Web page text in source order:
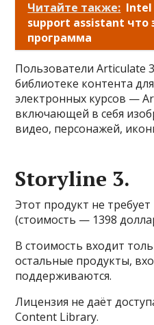
Читайте также:
support assistant что
программа
Пользователи Articulate
библиотеке контента
электронных курсов —
включающей в себя
видео, персонажей,
Storyline 3.
Этот продукт не
(стоимость — 1398
В стоимость входит
остальные продукты,
поддерживаются.
Лицензия не даёт
Content Library.